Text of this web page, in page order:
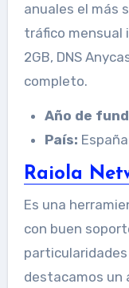
anuales el más
tráfico mensual
2GB, DNS
completo.
Año de
País: España
Raiola
Es una
con buen
destacamos un